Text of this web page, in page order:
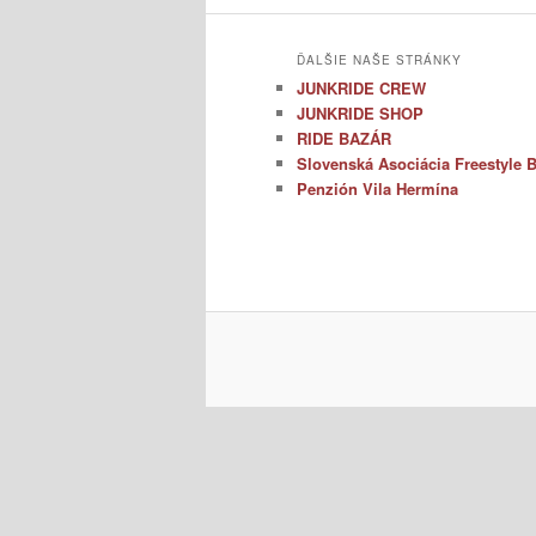
ĎALŠIE NAŠE STRÁNKY
JUNKRIDE CREW
JUNKRIDE SHOP
RIDE BAZÁR
Slovenská Asociácia Freestyle
Penzión Vila Hermína